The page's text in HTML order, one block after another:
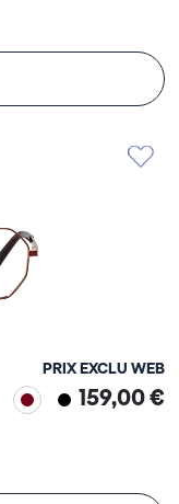
PRIX EXCLU WEB
159,00 €